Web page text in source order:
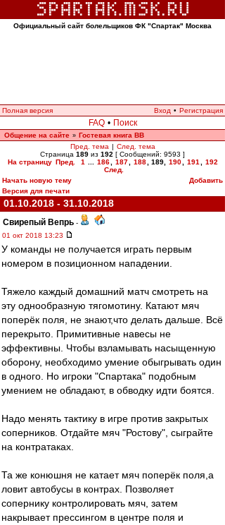
Официальный сайт болельщиков ФК "Спартак" Москва
Полная версия Вход • Регистрация
FAQ • Поиск
Общение на сайте » Гостевая книга ВВ
Пред. тема | След. тема
Страница 189 из 192 [ Сообщений: 9593 ]
На страницу Пред. 1 186 187 188 189, 190 191
192
След.
Начать новую тему
Добавить
Версия для печати
01.10.2018 - 31.10.2018
Свирепый Вепрь -
01 окт 2018 13:23
У команды не получается играть первым
номером в позиционном нападении.
Тяжело каждый домашний матч смотреть на
эту однообразную тягомотину. Катают мяч
поперёк поля, не знают,что делать дальше. Всё
перекрыто. Примитивные навесы не
эффективны. Чтобы взламывать насыщенную
оборону, необходимо умение обыгрывать один
в одного. Но игроки "Спартака" подобным
умением не обладают, в обводку идти боятся.
Надо менять тактику в игре против закрытых
соперников. Отдайте мяч "Ростову", сыграйте
на контратаках.
Та же конюшня не катает мяч поперёк поля,а
ловит автобусы в контрах. Позволяет
сопернику контролировать мяч, затем
накрывает прессингом в центре поля и